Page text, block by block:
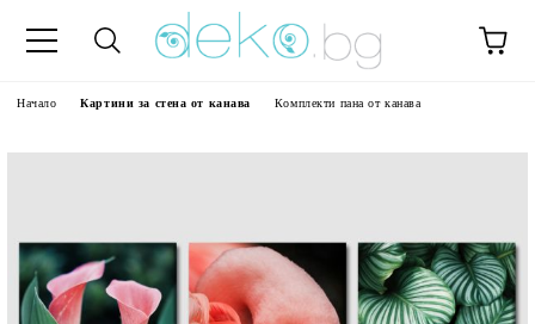
Начало Картини за стена от канава Комплекти пана от канава